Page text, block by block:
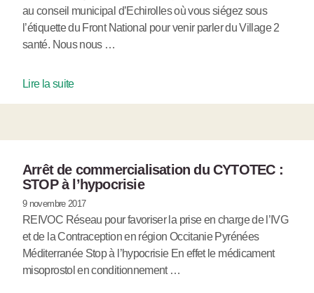
au conseil municipal d’Echirolles où vous siégez sous
l’étiquette du Front National pour venir parler du Village 2
santé. Nous nous …
Lire la suite
Arrêt de commercialisation du CYTOTEC :
STOP à l’hypocrisie
9 novembre 2017
REIVOC Réseau pour favoriser la prise en charge de l’IVG
et de la Contraception en région Occitanie Pyrénées
Méditerranée Stop à l’hypocrisie En effet le médicament
misoprostol en conditionnement …